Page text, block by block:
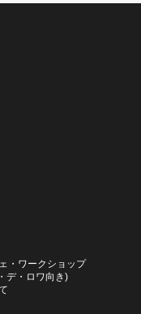
・ワークショップ
デ・ロワ向き)